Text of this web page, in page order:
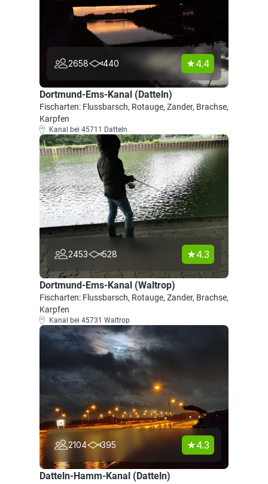
2658 440 4.4
Dortmund-Ems-Kanal (Datteln)
Fischarten: Flussbarsch, Rotauge, Zander, Brachse,
Karpfen
Kanal bei 45711 Datteln
2453 528 4.3
Dortmund-Ems-Kanal (Waltrop)
Fischarten: Flussbarsch, Rotauge, Zander, Brachse,
Karpfen
Kanal bei 45731 Waltrop
2104 395 4.3
Datteln-Hamm-Kanal (Datteln)